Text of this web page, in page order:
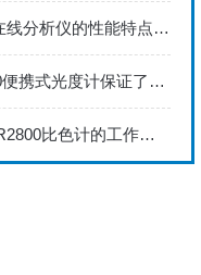
COD在线分析仪的性能特点，赶快来了解一下吧!
dr1900便携式光度计保证了分析结果的可靠性准确
分享dR2800比色计的工作原理